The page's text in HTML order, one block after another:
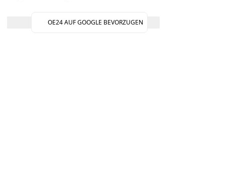
OE24 AUF GOOGLE BEVORZUGEN